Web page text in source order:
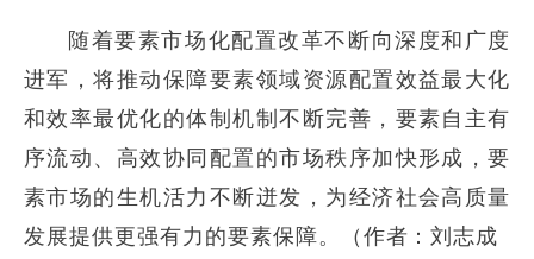
随着要素市场化配置改革不断向深度和广度
进军，将推动保障要素领域资源配置效益最大化
和效率最优化的体制机制不断完善，要素自主有
序流动、高效协同配置的市场秩序加快形成，要
素市场的生机活力不断迸发，为经济社会高质量
发展提供更强有力的要素保障。（作者：刘志成